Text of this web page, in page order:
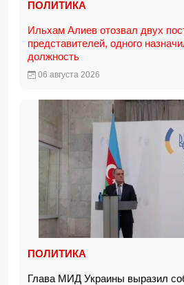
ПОЛИТИКА
Ильхам Алиев отозвал двух
представителей, одного
должность
06 августа 2026
ПОЛИТИКА
Глава МИД Украины выразил